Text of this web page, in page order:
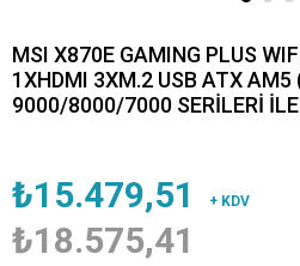
MSI X870E GAMING PLUS
1XHDMI 3XM.2 USB ATX AM5
9000/8000/7000 SERİLERİ
₺15.479,51 + KDV
₺18.575,41